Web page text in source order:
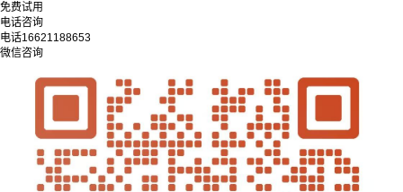
免费试用
电话咨询
电话16621188653
微信咨询